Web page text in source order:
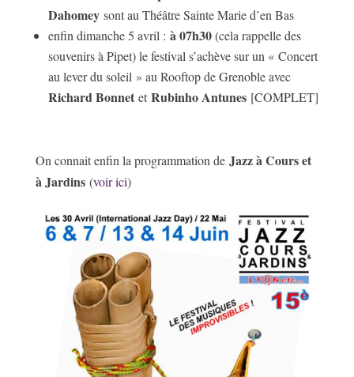
Dahomeysont au Théâtre Sainte Marie d’en Bas
enfin dimanche 5 avril : à 07h30(cela rappelle des
souvenirs à Pipet) le festival s’achève sur un « Concert
au lever du soleil » au Rooftop de Grenoble avec
Richard Bonnetet Rubinho Antunes [COMPLET]
On connait enfin la programmation de Jazz à Cours et
à Jardins(voir ici)